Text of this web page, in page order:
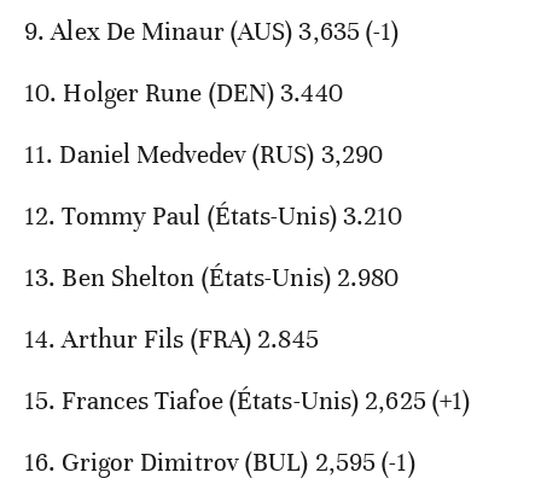
9. Alex De Minaur (AUS) 3,635 (-1)
10. Holger Rune (DEN) 3.440
11. Daniel Medvedev (RUS) 3,290
12. Tommy Paul (États-Unis) 3.210
13. Ben Shelton (États-Unis) 2.980
14. Arthur Fils (FRA) 2.845
15. Frances Tiafoe (États-Unis) 2,625 (+1)
16. Grigor Dimitrov (BUL) 2,595 (-1)